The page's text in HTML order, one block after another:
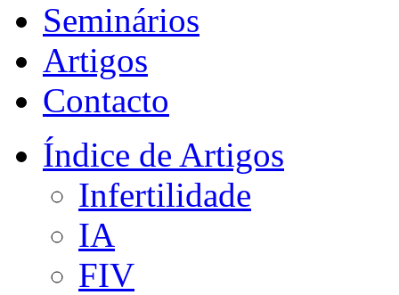
Seminários
Artigos
Contacto
Índice de Artigos
Infertilidade
IA
FIV